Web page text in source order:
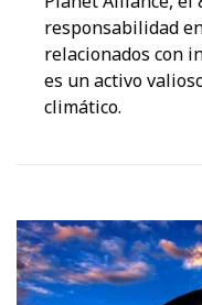
responsabilidad
relacionados con
es un activo
climático.